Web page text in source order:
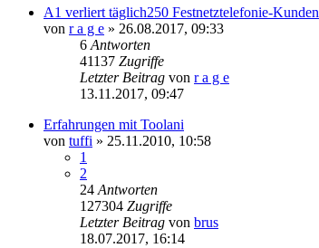
A1 verliert täglich250 Festnetztelefonie-Kunden
von r a g e » 26.08.2017, 09:33
6 Antworten
41137 Zugriffe
Letzter Beitrag von r a g e
13.11.2017, 09:47
Erfahrungen mit Toolani
von tuffi » 25.11.2010, 10:58
1
2
24 Antworten
127304 Zugriffe
Letzter Beitrag von brus
18.07.2017, 16:14